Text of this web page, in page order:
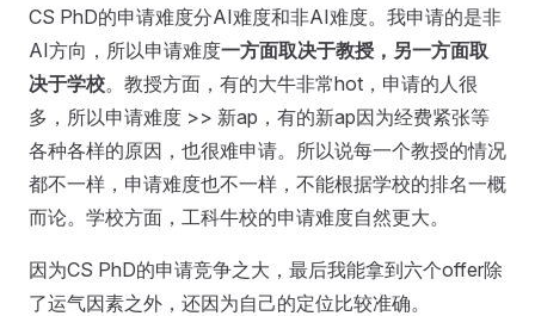
CS PhD的申请难度分AI难度和非AI难度。我申请的是非
AI方向，所以申请难度一方面取决于教授，另一方面取
决于学校。教授方面，有的大牛非常hot，申请的人很
多，所以申请难度 >> 新ap，有的新ap因为经费紧张等
各种各样的原因，也很难申请。所以说每一个教授的情况
都不一样，申请难度也不一样，不能根据学校的排名一概
而论。学校方面，工科牛校的申请难度自然更大。
因为CS PhD的申请竞争之大，最后我能拿到六个offer除
了运气因素之外，还因为自己的定位比较准确。